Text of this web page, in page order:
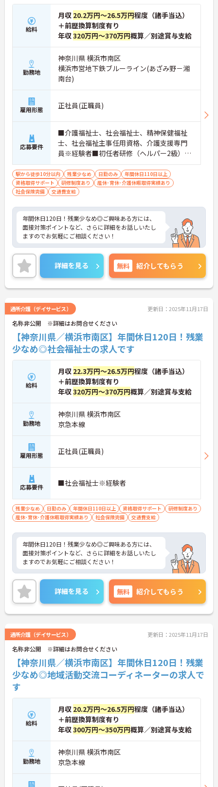
給料
月収 20.2万円～26.5万円程度（諸手当込）
＋前歴換算制度有り
年収320万円～370万円概算／別途賞与支給
勤務地
神奈川県 横浜市南区
横浜市営地下鉄ブルーライン(あざみ野－湘
南台)
雇用形態 正社員(正職員)
応募要件
■介護福祉士、社会福祉士、精神保健福祉
士、社会福祉主事任用資格、介護支援専門
員※経験者■初任者研修（ヘルパー2級）お
よび実務者研修（ヘルパー1級）※介護保険
施設または通所系サービス事業所において
常勤で2年以上（勤務日数360日以上）
駅から徒歩10分以内 残業少なめ 日勤のみ
年間休日110日以上
資格取得サポート
研修制度あり
産休･育休･介護休暇取得実績あり
社会保険完備
交通費支給
年間休日120日！残業少なめ◎ご興味ある方には、
面接対策ポイントなど、さらに詳細をお話しいたし
ますのでお気軽にご相談ください！
詳細を見る 無料 紹介してもらう
通所介護（デイサービス） 更新日：2025年11月17日
名称非公開 ※詳細はお問合せください
【神奈川県／横浜市南区】年間休日120日！残業
少なめ◎社会福祉士の求人です
給料
月収 22.3万円～26.5万円程度（諸手当込）
＋前歴換算制度有り
年収320万円～370万円概算／別途賞与支給
勤務地
神奈川県 横浜市南区
京急本線
雇用形態 正社員(正職員)
応募要件 ■社会福祉士※経験者
残業少なめ 日勤のみ 年間休日110日以上 資格取得サポート
研修制度あり
産休･育休･介護休暇取得実績あり
社会保険完備 交通費支給
年間休日120日！残業少なめ◎ご興味ある方には、
面接対策ポイントなど、さらに詳細をお話しいたし
ますのでお気軽にご相談ください！
詳細を見る 無料 紹介してもらう
通所介護（デイサービス） 更新日：2025年11月17日
名称非公開 ※詳細はお問合せください
【神奈川県／横浜市南区】年間休日120日！残業
少なめ◎地域活動交流コーディネーターの求人で
す
給料
月収 20.2万円～26.5万円程度（諸手当込）
＋前歴換算制度有り
年収300万円～350万円概算／別途賞与支給
勤務地
神奈川県 横浜市南区
京急本線